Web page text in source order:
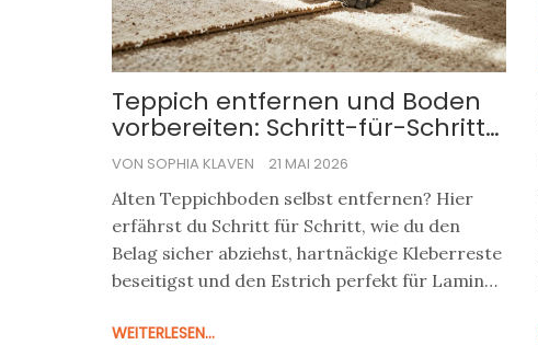
Teppich entfernen und Boden
vorbereiten: Schritt-für-Schritt-
Anleitung für ein perfektes
Ergebnis
VON SOPHIA KLAVEN 21 MAI 2026
Alten Teppichboden selbst entfernen? Hier
erfährst du Schritt für Schritt, wie du den
Belag sicher abziehst, hartnäckige Kleberreste
beseitigst und den Estrich perfekt für Laminat
WEITERLESEN...